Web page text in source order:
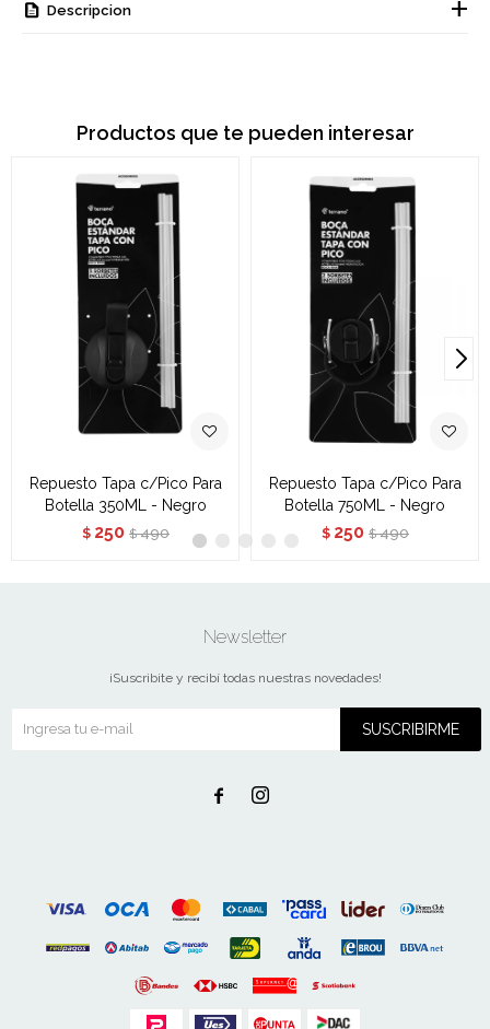
Descripcion
Productos que te pueden interesar
Repuesto Tapa c/Pico Para
Botella 350ML - Negro
$ 250 $ 490
Repuesto Tapa c/Pico Para
Botella 750ML - Negro
$ 250 $ 490
Newsletter
¡Suscribite y recibí todas nuestras novedades!
SUSCRIBIRME
 